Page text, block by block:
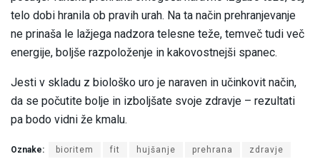
telo dobi hranila ob pravih urah. Na ta način prehranjevanje
ne prinaša le lažjega nadzora telesne teže, temveč tudi več
energije, boljše razpoloženje in kakovostnejši spanec.
Jesti v skladu z biološko uro je naraven in učinkovit način,
da se počutite bolje in izboljšate svoje zdravje – rezultati
pa bodo vidni že kmalu.
Oznake: bioritem fit hujšanje prehrana zdravje